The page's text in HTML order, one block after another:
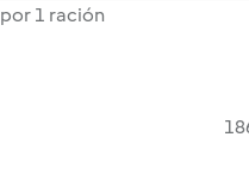
por 1 ración